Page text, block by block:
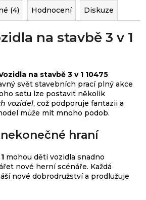
(4) Hodnocení Diskuze
na stavbě 3 v 1
na stavbě 3 v 1 10475
svět stavebních prací plný akce
setu lze postavit několik
vozidel, což podporuje fantazii a
může mít mnoho podob.
hraní
mohou děti vozidla snadno
nové herní scénáře. Každá
nové dobrodružství a prodlužuje